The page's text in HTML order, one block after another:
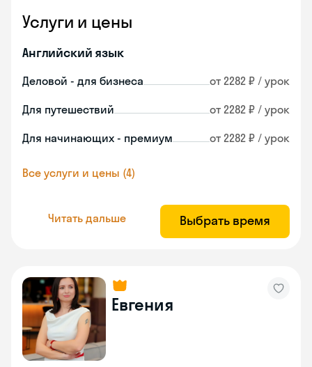
Услуги и цены
Английский язык
Деловой - для бизнеса от 2282 ₽ / урок
Для путешествий от 2282 ₽ / урок
Для начинающих - премиум от 2282 ₽ / урок
Все услуги и цены (4)
Читать дальше Выбрать время
Евгения